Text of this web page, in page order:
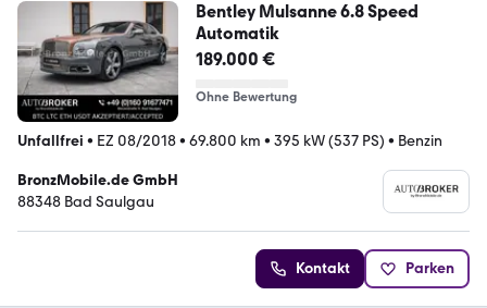
Bentley Mulsanne 6.8 Speed
Automatik
189.000 €
Ohne Bewertung
Unfallfrei • EZ 08/2018• 69.800 km • 395 kW (537 PS) • Benzin
BronzMobile.de GmbH
88348 Bad Saulgau
Kontakt Parken